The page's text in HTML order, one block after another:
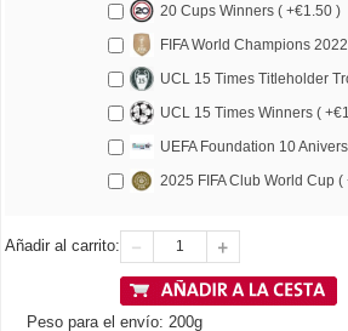
20 Cups Winners ( +€1.50 )
FIFA World Champions
UCL 15 Times Titleholder
UCL 15 Times Winners (
UEFA Foundation 10
2025 FIFA Club World Cup (
Añadir al carrito:
Peso para el envío: 200g